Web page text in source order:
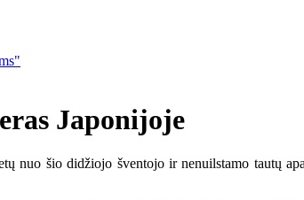
Japonijoje
šio didžiojo šventojo ir nenuilstamo tautų